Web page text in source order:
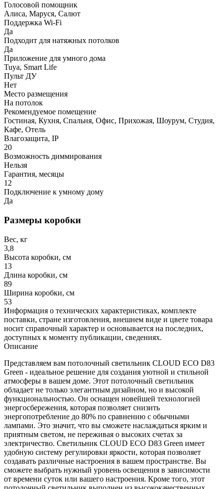
Голосовой помощник
Алиса, Маруся, Салют
Поддержка Wi-Fi
Да
Подходит для натяжных потолков
Да
Приложение для умного дома
Tuya, Smart Life
Пульт ДУ
Нет
Место размещения
На потолок
Рекомендуемое помещение
Гостиная, Кухня, Спальня, Офис, Прихожая, Шоурум, Студия,
Кафе, Отель
Влагозащита, IP
20
Возможность диммирования
Нельзя
Гарантия, месяцы
12
Подключение к умному дому
Да
Размеры коробки
Вес, кг
3,8
Высота коробки, см
13
Длина коробки, см
89
Ширина коробки, см
53
Информация о технических характеристиках, комплекте
поставки, стране изготовления, внешнем виде и цвете товара
носит справочный характер и основывается на последних,
доступных к моменту публикации, сведениях.
Описание
Представляем вам потолочный светильник CLOUD ECO D83
Green - идеальное решение для создания уютной и стильной
атмосферы в вашем доме. Этот потолочный светильник
обладает не только элегантным дизайном, но и высокой
функциональностью. Он оснащен новейшей технологией
энергосбережения, которая позволяет снизить
энергопотребление до 80% по сравнению с обычными
лампами. Это значит, что вы сможете наслаждаться ярким и
приятным светом, не переживая о высоких счетах за
электричество. Светильник CLOUD ECO D83 Green имеет
удобную систему регулировки яркости, которая позволяет
создавать различные настроения в вашем пространстве. Вы
сможете выбрать нужный уровень освещения в зависимости
от времени суток или вашего настроения. Кроме того, этот